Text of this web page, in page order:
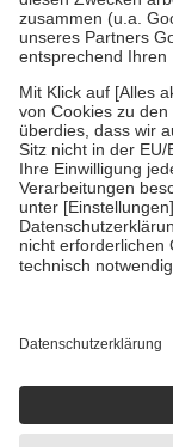
Verordnung.
Um das
stärken und die
fallenkeine
• Kindern und
mit Ausnahme der
• Untersuchungen
GKV getragen
• empfohlenen
• Harn- und
getroffen, um
https://
Einige Bilder und